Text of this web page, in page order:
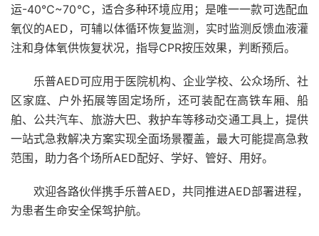
运-40℃~70℃，适合多种环境应用；是唯一一款可选配血
氧仪的AED，可辅以体循环恢复监测，实时监测反馈血液灌
注和身体氧供恢复状况，指导CPR按压效果，判断预后。
乐普AED可应用于医院机构、企业学校、公众场所、社
区家庭、户外拓展等固定场所，还可装配在高铁车厢、船
舶、公共汽车、旅游大巴、救护车等移动交通工具上，提供
一站式急救解决方案实现全面场景覆盖，最大可能提高急救
范围，助力各个场所AED配好、学好、管好、用好。
欢迎各路伙伴携手乐普AED，共同推进AED部署进程，
为患者生命安全保驾护航。